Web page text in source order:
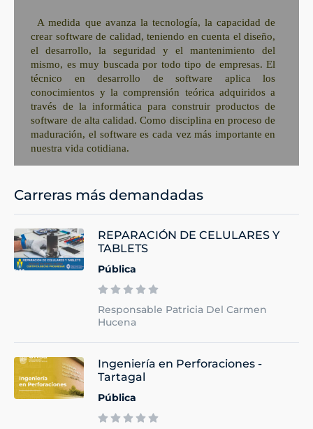
A medida que avanza la tecnología, la capacidad de
crear software de calidad, teniendo en cuenta el diseño,
el desarrollo, la seguridad y el mantenimiento del
mismo, es muy buscada por todo tipo de empresas. El
técnico en desarrollo de software aplica los
conocimientos y la comprensión teórica adquiridos a
través de la informática para construir productos de
software de alta calidad. Como disciplina en proceso de
maduración, el software es cada vez más importante en
nuestra vida cotidiana.
Carreras más demandadas
REPARACIÓN DE CELULARES Y
TABLETS
Pública
Responsable Patricia Del Carmen
Hucena
Ingeniería en Perforaciones -
Tartagal
Pública